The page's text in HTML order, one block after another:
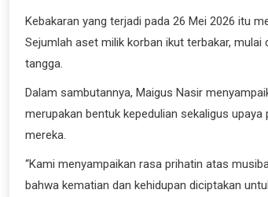
Kebakaran yang terjadi pada 26 Mei 2026 itu
Sejumlah aset milik korban ikut terbakar,
tangga.
Dalam sambutannya, Maigus Nasir
merupakan bentuk kepedulian sekaligus
mereka.
“Kami menyampaikan rasa prihatin atas
bahwa kematian dan kehidupan diciptakan